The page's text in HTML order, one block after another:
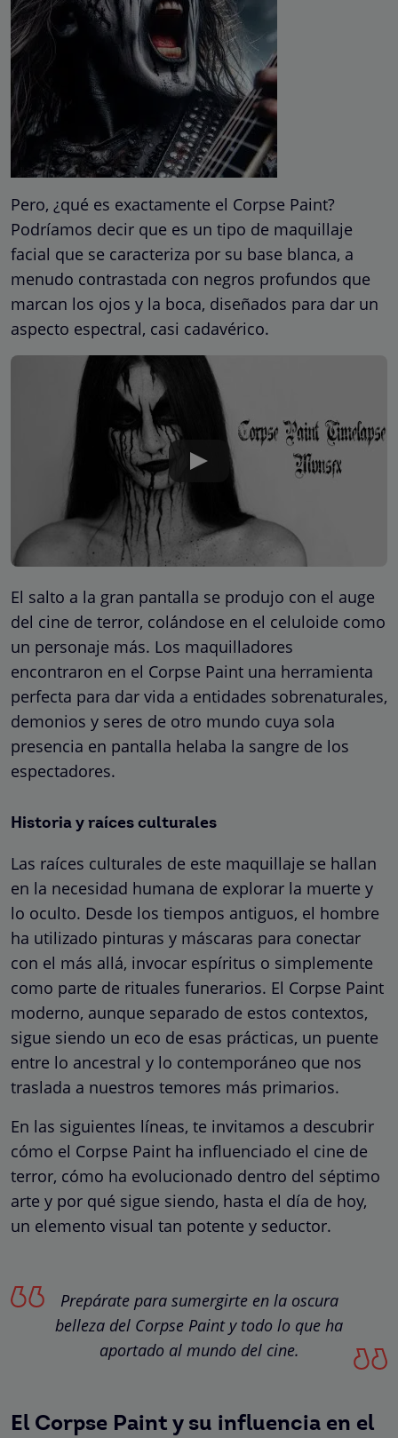
Pero, ¿qué es exactamente el Corpse Paint?
Podríamos decir que es un tipo de maquillaje
facial que se caracteriza por su base blanca, a
menudo contrastada con negros profundos que
marcan los ojos y la boca, diseñados para dar un
aspecto espectral, casi cadavérico.
El salto a la gran pantalla se produjo con el auge
del cine de terror, colándose en el celuloide como
un personaje más. Los maquilladores
encontraron en el Corpse Paint una herramienta
perfecta para dar vida a entidades sobrenaturales,
demonios y seres de otro mundo cuya sola
presencia en pantalla helaba la sangre de los
espectadores.
Historia y raíces culturales
Las raíces culturales de este maquillaje se hallan
en la necesidad humana de explorar la muerte y
lo oculto. Desde los tiempos antiguos, el hombre
ha utilizado pinturas y máscaras para conectar
con el más allá, invocar espíritus o simplemente
como parte de rituales funerarios. El Corpse Paint
moderno, aunque separado de estos contextos,
sigue siendo un eco de esas prácticas, un puente
entre lo ancestral y lo contemporáneo que nos
traslada a nuestros temores más primarios.
En las siguientes líneas, te invitamos a descubrir
cómo el Corpse Paint ha influenciado el cine de
terror, cómo ha evolucionado dentro del séptimo
arte y por qué sigue siendo, hasta el día de hoy,
un elemento visual tan potente y seductor.
Prepárate para sumergirte en la oscura
belleza del Corpse Paint y todo lo que ha
aportado al mundo del cine.
El Corpse Paint y su influencia en el